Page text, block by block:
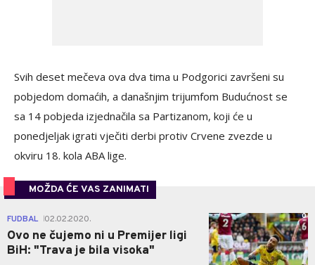
Svih deset mečeva ova dva tima u Podgorici završeni su
pobjedom domaćih, a današnjim trijumfom Budućnost se
sa 14 pobjeda izjednačila sa Partizanom, koji će u
ponedjeljak igrati vječiti derbi protiv Crvene zvezde u
okviru 18. kola ABA lige.
MOŽDA ĆE VAS ZANIMATI
FUDBAL 02.02.2020.
Ovo ne čujemo ni u Premijer ligi
BiH: "Trava je bila visoka"
0